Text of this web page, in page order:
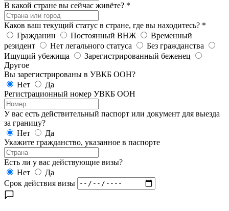
В какой стране вы сейчас живёте? *
Каков ваш текущий статус в стране, где вы находитесь? *
Гражданин
Постоянный ВНЖ
Временный
резидент
Нет легального статуса
Без гражданства
Ищущий убежища
Зарегистрированный беженец
Другое
Вы зарегистрированы в УВКБ ООН?
Нет
Да
Регистрационный номер УВКБ ООН
У вас есть действительный паспорт или документ для выезда
за границу?
Нет
Да
Укажите гражданство, указанное в паспорте
Есть ли у вас действующие визы?
Нет
Да
Срок действия визы